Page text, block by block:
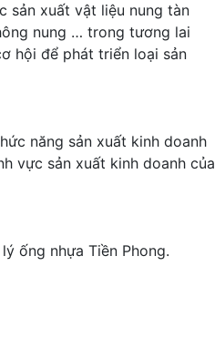
sản xuất vật liệu nung tàn
nung … trong tương lai
hội để phát triển loại sản
năng sản xuất kinh doanh
vực sản xuất kinh doanh của
ống nhựa Tiền Phong.